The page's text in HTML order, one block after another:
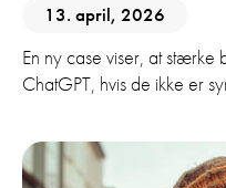
13. april, 2026
En ny case viser, at
ChatGPT, hvis de ikke er